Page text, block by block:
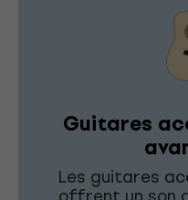
Guitares
Les guitares